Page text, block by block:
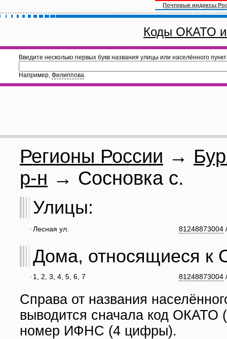
Почтовые индексы
Коды ОКАТО
Введите несколько первых букв названия улицы или населённого
Например, Филиппова.
Регионы России →
р-н → Сосновка с.
Улицы:
81248873004
Лесная ул.
Дома, относящиеся к
81248873004
1, 2, 3, 4, 5, 6, 7
Справа от названия
выводится сначала код ОКАТО
номер ИФНС (4 цифры).